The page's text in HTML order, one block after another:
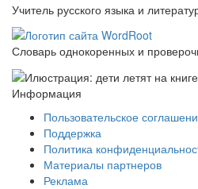
Учитель русского языка и
Словарь однокоренных и
Информация
Пользовательское
Поддержка
Политика
Материалы партнеров
Реклама